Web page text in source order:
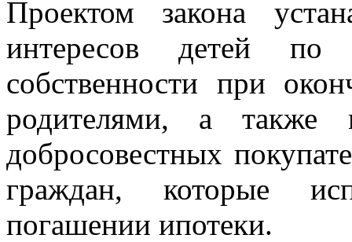
Проектом закона
интересов детей
собственности при
родителями, а также
добросовестных
граждан, которые
погашении ипотеки.